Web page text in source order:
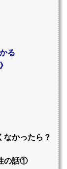
る
なかったら？
の話①